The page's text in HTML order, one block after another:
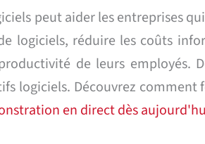
peut aider les entreprises
logiciels, réduire les coûts
de leurs employés.
logiciels. Découvrez
en direct dès